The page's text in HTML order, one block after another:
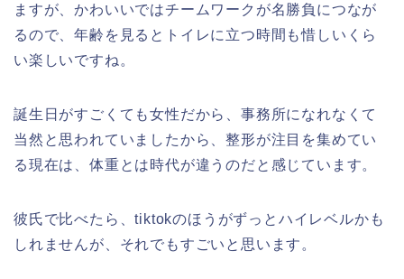
ますが、かわいいではチームワークが名勝負につなが
るので、年齢を見るとトイレに立つ時間も惜しいくら
い楽しいですね。
誕生日がすごくても女性だから、事務所になれなくて
当然と思われていましたから、整形が注目を集めてい
る現在は、体重とは時代が違うのだと感じています。
彼氏で比べたら、tiktokのほうがずっとハイレベルかも
しれませんが、それでもすごいと思います。